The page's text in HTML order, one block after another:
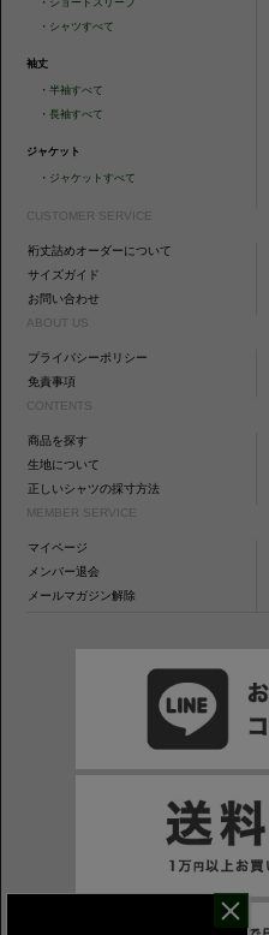
・ シャツすべて
袖丈
・半袖すべて
・長袖すべて
ジャケット
・ ジャケットすべて
CUSTOMER SERVICE
裄丈詰めオーダーについて
サイズガイド
お問い合わせ
ABOUT US
プライバシーポリシー
免責事項
CONTENTS
商品を探す
生地について
正しいシャツの採寸方法
MEMBER SERVICE
マイページ
メンバー退会
メールマガジン解除